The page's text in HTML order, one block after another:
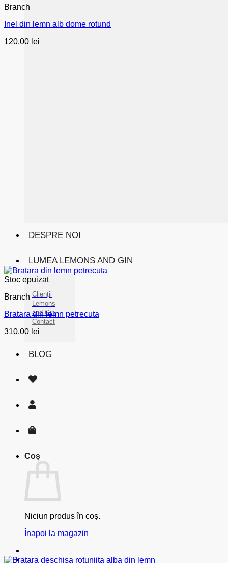
DESPRE NOI
LUMEA LEMONS AND GIN
Clienții
Lemons
and Gin
Contact
BLOG
Coș
Niciun produs în coș.
Înapoi la magazin
Branch
Inel din lemn alb dome rotund
120,00 lei
Stoc epuizat
Branch
Bratara din lemn petrecuta
310,00 lei